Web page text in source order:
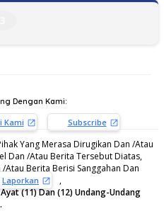
Dengan Kami:
Kami Subscribe
Yang Merasa Dirugikan Dan /Atau
Dan /Atau Berita Tersebut Diatas,
Berita Berisi Sanggahan Dan
Laporkan
,
(11) Dan (12) Undang-Undang